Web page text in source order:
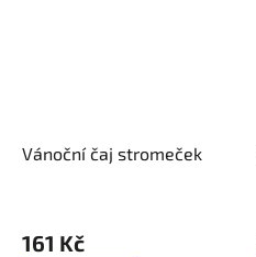
Vánoční čaj stromeček
161 Kč